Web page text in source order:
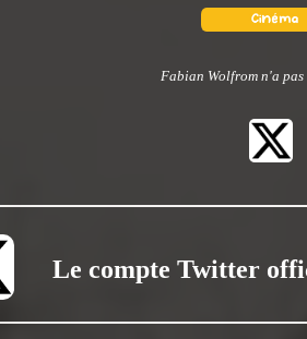
Fabian Wolfrom n'a pas
Le compte Twitter